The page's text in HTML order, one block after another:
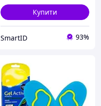
Купити
SmartID 93%